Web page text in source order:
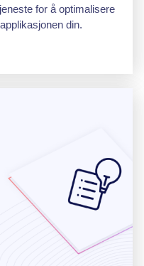
for å optimalisere
din.